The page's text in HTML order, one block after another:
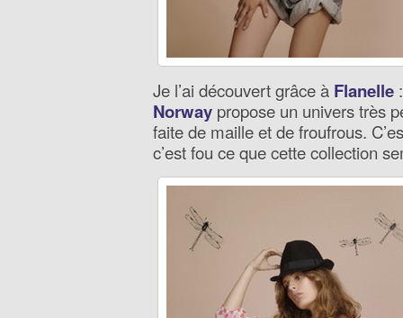
Je l’ai découvert grâce à Flanelle
Norway propose un univers très
faite de maille et de froufrous.
c’est fou ce que cette collection